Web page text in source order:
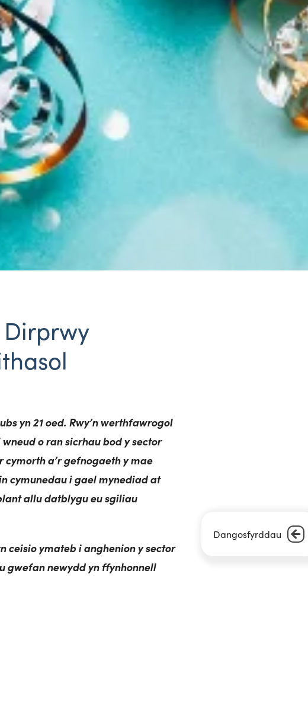
Dangosfyrddau
Dirprwy
yn 21 oed. Rwy’n werthfawrogol
o ran sicrhau bod y sector
a’r gefnogaeth y mae
cymunedau i gael mynediad at
allu datblygu eu sgiliau
ceisio ymateb i anghenion y sector
gwefan newydd yn ffynhonnell